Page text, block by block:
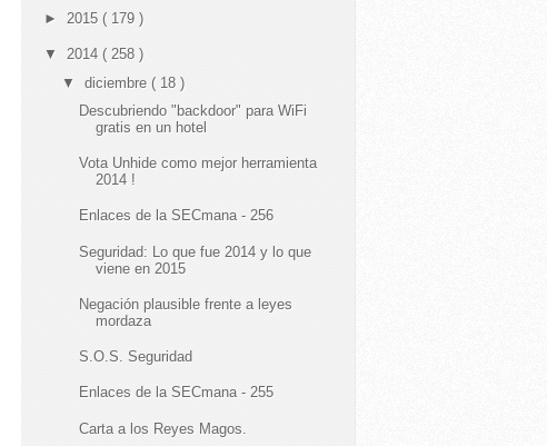
► 2015 ( 179 )
▼ 2014 ( 258 )
▼ diciembre ( 18 )
Descubriendo "backdoor" para WiFi
gratis en un hotel
Vota Unhide como mejor herramienta
2014 !
Enlaces de la SECmana - 256
Seguridad: Lo que fue 2014 y lo que
viene en 2015
Negación plausible frente a leyes
mordaza
S.O.S. Seguridad
Enlaces de la SECmana - 255
Carta a los Reyes Magos.